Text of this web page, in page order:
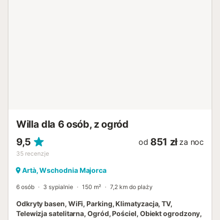
Willa dla 6 osób, z ogród
9,5
35 recenzje
od 851 zł za noc
Artà, Wschodnia Majorca
6 osób 3 sypialnie 150 m² 7,2 km do plaży
Odkryty basen, WiFi, Parking, Klimatyzacja, TV,
Telewizja satelitarna, Ogród, Pościel, Obiekt ogrodzony,